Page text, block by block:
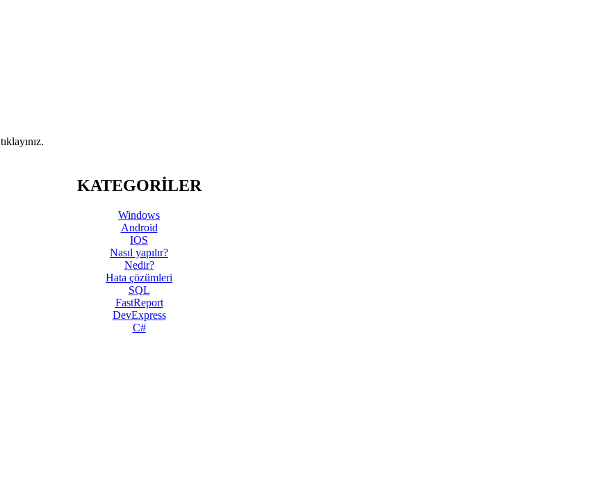
tıklayınız.
KATEGORİLER
Windows
Android
IOS
Nasıl yapılır?
Nedir?
Hata çözümleri
SQL
FastReport
DevExpress
C#